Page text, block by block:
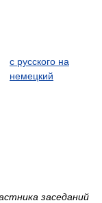
с русского на
немецкий
заседаний